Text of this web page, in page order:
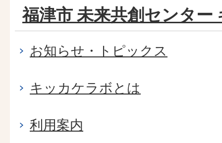
福津市 未来共創センター
お知らせ・トピックス
キッカケラボとは
利用案内